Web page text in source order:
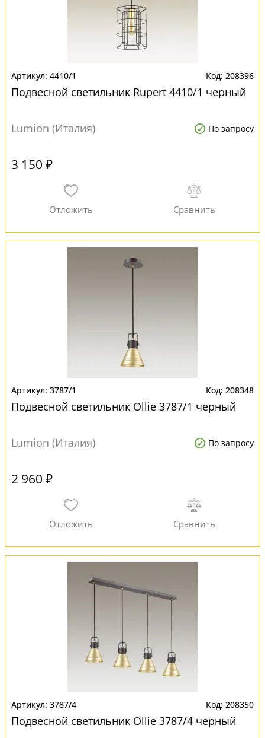
4410/1 208396
Подвесной светильник Rupert 4410/1 черный
Lumion (Италия) По запросу
3 150 ₽
3787/1 208348
Подвесной светильник Ollie 3787/1 черный
Lumion (Италия) По запросу
2 960 ₽
3787/4 208350
Подвесной светильник Ollie 3787/4 черный